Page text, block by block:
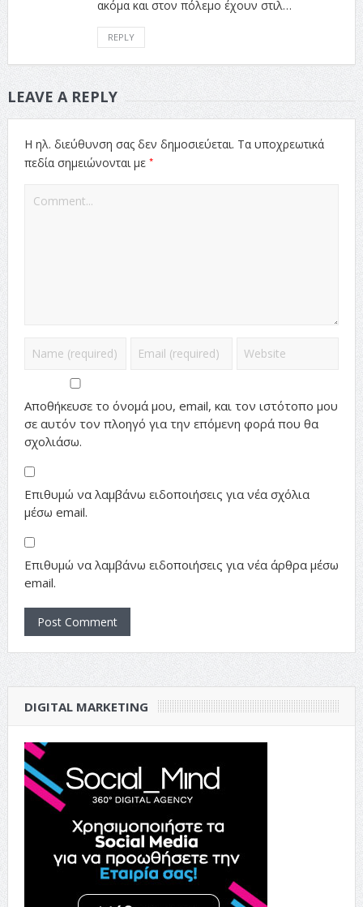
ακόμα και στον πόλεμο έχουν στιλ…
REPLY
LEAVE A REPLY
Η ηλ. διεύθυνση σας δεν δημοσιεύεται. Τα υποχρεωτικά
πεδία σημειώνονται με *
Αποθήκευσε το όνομά μου, email, και τον ιστότοπο μου
σε αυτόν τον πλοηγό για την επόμενη φορά που θα
σχολιάσω.
Επιθυμώ να λαμβάνω ειδοποιήσεις για νέα σχόλια
μέσω email.
Επιθυμώ να λαμβάνω ειδοποιήσεις για νέα άρθρα μέσω
email.
DIGITAL MARKETING